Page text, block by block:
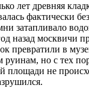
лет древняя
фактически
затапливало
назад москвичи
превратили в
руинам, но с тех
площади не